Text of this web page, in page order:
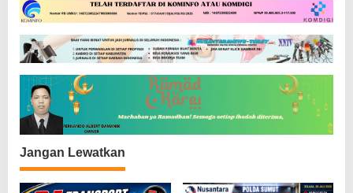
s
i
p
o
s
Jangan Lewatkan